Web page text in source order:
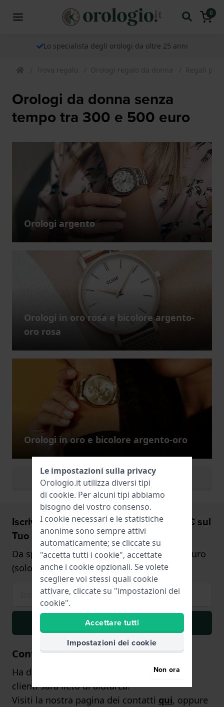
0
Lo specialista degli orologi da oltre 25 anni
Trova regalo Orologi regalo da donna Regali per
Orologi da donna senza
tempo tra 300 e 500 euro
Orologi argento
Orologi in oro rosa e bicolore argento-
oro rosa
Orologi in oro e bicolore argento-oro
Visualizza tutti i colori
Iscriviti ora e riceverai uno sconto del 5€ sul
Tuo prossimo orologio.
Da spendere per un ordine di minimo 75 euro
(solo sugli orologi)
Iscriviti
Contattaci
Ha domande? Il nostro team di assistenza
clienti sarà lieto di aiutarLa!
Visiti la nostra pagina dei contatti qui, oppure
Le impostazioni sulla privacy
Orologio.it utilizza diversi tipi
di cookie. Per alcuni tipi abbiamo
bisogno del vostro consenso.
I cookie necessari e le statistiche
anonime sono sempre attivi
automaticamente; se cliccate su
"accetta tutti i cookie", accettate
anche i cookie opzionali. Se volete
scegliere voi stessi quali cookie
attivare, cliccate su "impostazioni dei
cookie".
Accettare tutti
Impostazioni dei cookie
Non ora